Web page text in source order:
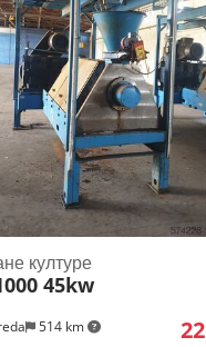
se odvija na osnovu
smernica za renoviranje.
uključujući i
Alnsha Ova štampa sadrži
* Bale spout, *
514 km
културе
45kw